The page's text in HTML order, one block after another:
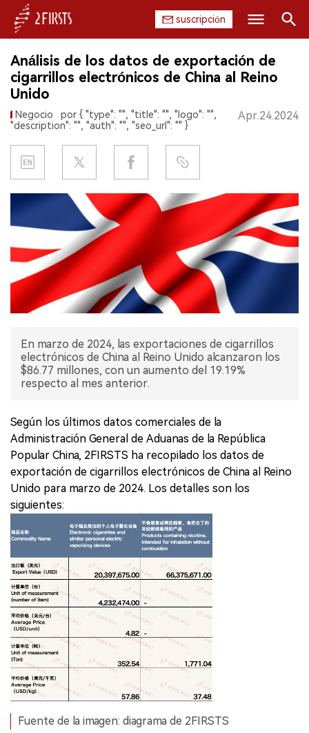
suscripción
INICIO
EMPRESA
REGULACIÓN
CHINA
EXPOSICIÓN
ENTREVISTA
Buscar
Análisis de los datos de exportación de
cigarrillos electrónicos de China al Reino
Unido
Negocio
por { "type": "", "title": "", "logo": "",
"description": "", "auth": "", "seo_url": "" }
Apr.24.2024
En marzo de 2024, las exportaciones de cigarrillos
electrónicos de China al Reino Unido alcanzaron los
$86.77 millones, con un aumento del 19.19%
respecto al mes anterior.
Según los últimos datos comerciales de la
Administración General de Aduanas de la República
Popular China, 2FIRSTS ha recopilado los datos de
exportación de cigarrillos electrónicos de China al Reino
Unido para marzo de 2024. Los detalles son los
siguientes:
Fuente de la imagen: diagrama de 2FIRSTS